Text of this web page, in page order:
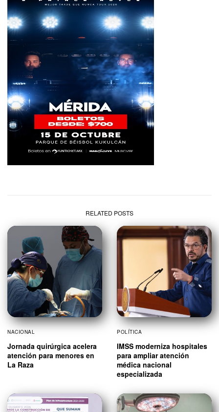
RELATED POSTS
NACIONAL
Jornada quirúrgica acelera
atención para menores en
La Raza
POLÍTICA
IMSS moderniza hospitales
para ampliar atención
médica nacional
especializada